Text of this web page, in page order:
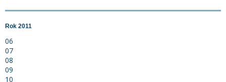
Rok 2011
06
07
08
09
10